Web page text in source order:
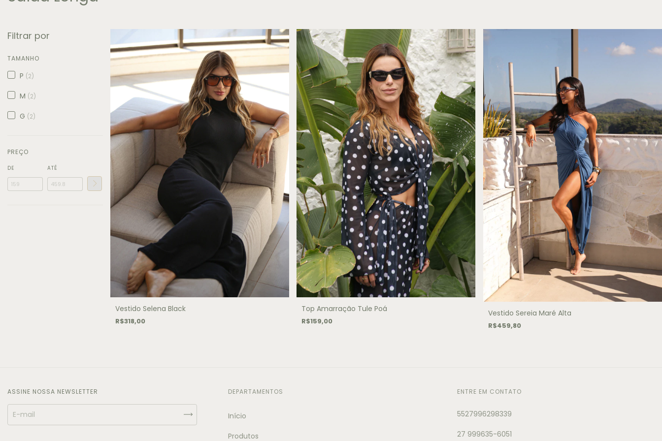
Filtrar por
TAMANHO
P (2)
M (2)
G (2)
PREÇO
DE ATÉ
Vestido Selena Black
R$318,00
Top Amarração Tule Poá
R$159,00
Vestido Sereia Maré Alta
R$459,80
ASSINE NOSSA NEWSLETTER DEPARTAMENTOS
Início
Produtos
ENTRE EM CONTATO
5527996298339
27 999635-6051